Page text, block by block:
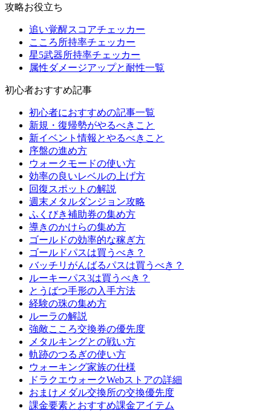
攻略お役立ち
追い覚醒スコアチェッカー
こころ所持率チェッカー
星5武器所持率チェッカー
属性ダメージアップと耐性一覧
初心者おすすめ記事
初心者におすすめの記事一覧
新規・復帰勢がやるべきこと
新イベント情報とやるべきこと
序盤の進め方
ウォークモードの使い方
効率の良いレベルの上げ方
回復スポットの解説
週末メタルダンジョン攻略
ふくびき補助券の集め方
導きのかけらの集め方
ゴールドの効率的な稼ぎ方
ゴールドパスは買うべき？
バッチリがんばるパスは買うべき？
ルーキーパス3は買うべき？
とうばつ手形の入手方法
経験の珠の集め方
ルーラの解説
強敵こころ交換券の優先度
メタルキングとの戦い方
軌跡のつるぎの使い方
ウォーキング家族の仕様
ドラクエウォークWebストアの詳細
おまけメダル交換所の交換優先度
課金要素とおすすめ課金アイテム